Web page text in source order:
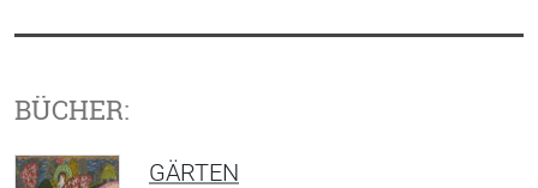
BÜCHER:
GÄRTEN